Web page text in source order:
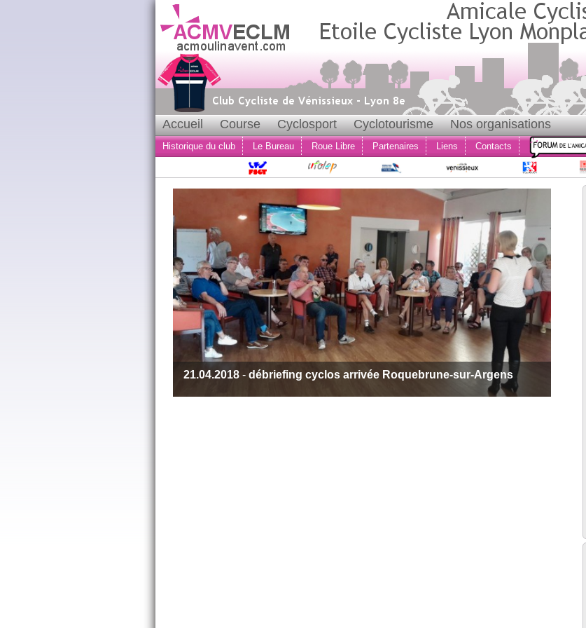
Accueil Course Cyclosport Cyclotourisme Nos organisations
Historique du club Le Bureau Roue Libre Partenaires Liens Contacts
21.04.2018 - débriefing cyclos arrivée Roquebrune-sur-Argens